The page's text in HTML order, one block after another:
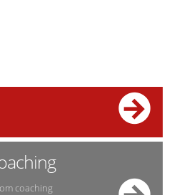
coaching